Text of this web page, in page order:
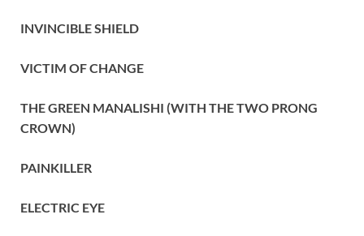
INVINCIBLE SHIELD
VICTIM OF CHANGE
THE GREEN MANALISHI (WITH THE TWO PRONG
CROWN)
PAINKILLER
ELECTRIC EYE